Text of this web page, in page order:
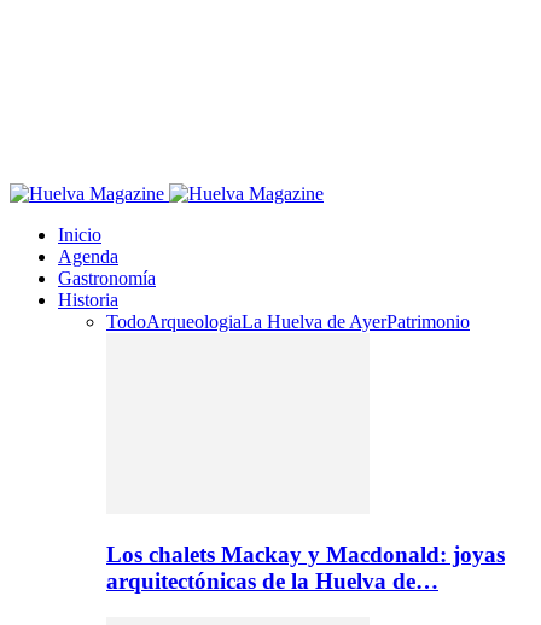
Inicio
Agenda
Gastronomía
Historia
TodoArqueologiaLa Huelva de AyerPatrimonio
Los chalets Mackay y Macdonald: joyas
arquitectónicas de la Huelva de…